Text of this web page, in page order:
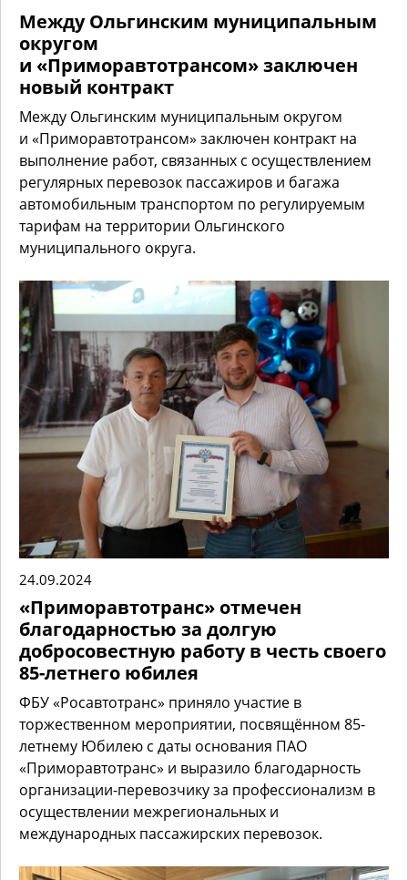
Между Ольгинским муниципальным
округом
и «Приморавтотрансом» заключен
новый контракт
Между Ольгинским муниципальным округом
и «Приморавтотрансом» заключен контракт на
выполнение работ, связанных с осуществлением
регулярных перевозок пассажиров и багажа
автомобильным транспортом по регулируемым
тарифам на территории Ольгинского
муниципального округа.
24.09.2024
«Приморавтотранс» отмечен
благодарностью за долгую
добросовестную работу в честь своего
85-летнего юбилея
ФБУ «Росавтотранс» приняло участие в
торжественном мероприятии, посвящённом 85-
летнему Юбилею с даты основания ПАО
«Приморавтотранс» и выразило благодарность
организации-перевозчику за профессионализм в
осуществлении межрегиональных и
международных пассажирских перевозок.